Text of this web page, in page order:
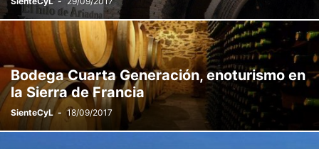
Bodega Cuarta Generación, enoturismo en
la Sierra de Francia
SienteCyL - 18/09/2017